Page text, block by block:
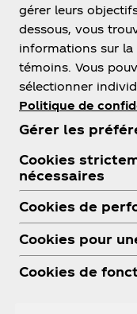
À propos de nous
Besoin d’aide?
gérer leurs
dessous, vous
informations sur
témoins. Vous
sélectionner
Politique de
Gérer les
Cookies
nécessaires
Cookies de
Cookies pour
Cookies de